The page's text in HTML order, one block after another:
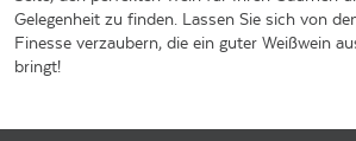
Gelegenheit zu finden. Lassen Sie sich von
Finesse verzaubern, die ein guter Weißwein
bringt!